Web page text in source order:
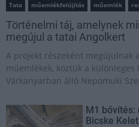
Tata műemlékfelújítás műemlék
Történelmi táj, amelynek
megújul a tatai Angolkert
A projekt részeként megújulnak
műemlékek, köztük a
Várkanyarban álló Nepomuki
M1 bővítés:
Bicske